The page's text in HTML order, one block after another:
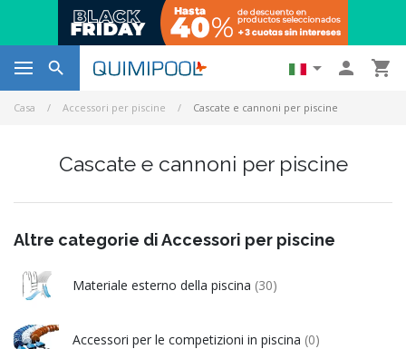
   
Casa Accessori per piscine Cascate e cannoni per piscine
Cascate e cannoni per piscine
Altre categorie di Accessori per piscine
Materiale esterno della piscina (30)
Accessori per le competizioni in piscina (0)